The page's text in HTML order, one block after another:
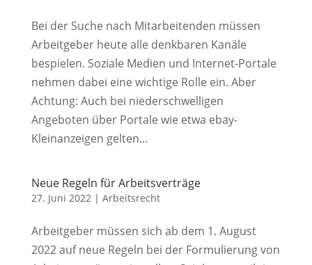
Bei der Suche nach Mitarbeitenden müssen
Arbeitgeber heute alle denkbaren Kanäle
bespielen. Soziale Medien und Internet-Portale
nehmen dabei eine wichtige Rolle ein. Aber
Achtung: Auch bei niederschwelligen
Angeboten über Portale wie etwa ebay-
Kleinanzeigen gelten...
Neue Regeln für Arbeitsverträge
27. Juni 2022| Arbeitsrecht
Arbeitgeber müssen sich ab dem 1. August
2022 auf neue Regeln bei der Formulierung von